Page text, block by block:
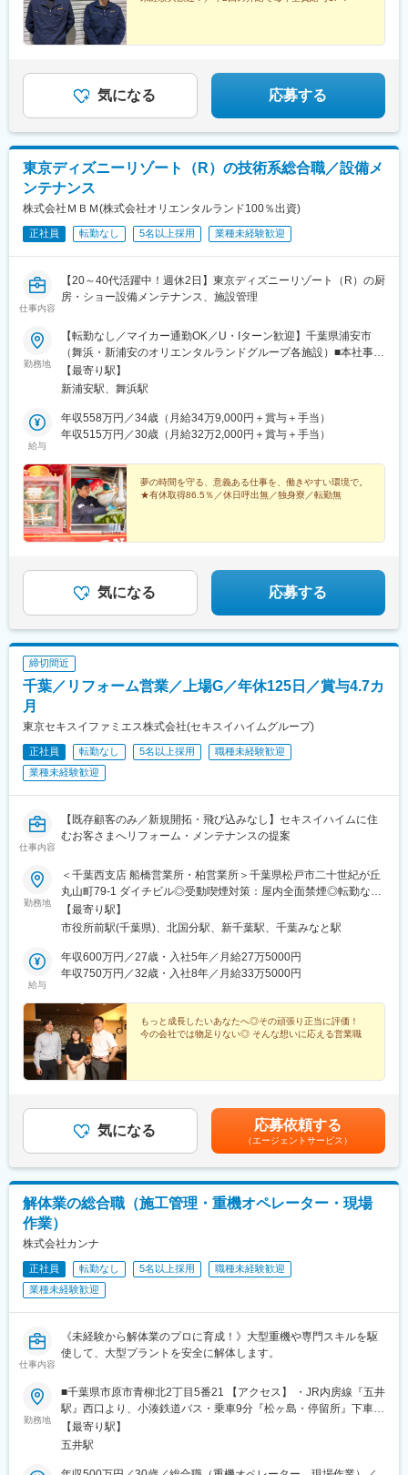
気になる 応募する
東京ディズニーリゾート（R）の技術系総合職／設備メ
ンテナンス
株式会社ＭＢＭ(株式会社オリエンタルランド100％出資)
正社員 転勤なし 5名以上採用 業種未経験歓迎
仕事内容
【20～40代活躍中！週休2日】東京ディズニーリゾート（R）の厨
房・ショー設備メンテナンス、施設管理
勤務地
【転勤なし／マイカー通勤OK／U・Iターン歓迎】千葉県浦安市
（舞浜・新浦安のオリエンタルランドグループ各施設）■本社事務
所：千葉県浦安市美浜1-9-2 浦安ブライトンビル4階■舞浜事務
所：千葉県浦安市舞浜1-1 (株)オリエンタルランド内D館2階＜ポ
テル・トイストーリーホテル・ファンタジースプリングスホテ
ル・舞浜アンフィシアター・新浦安のオリエンタルランド本社ビ
テナンス・パーク内の施設やレストランの厨房＼ POINT！／★独
身寮あり！浦安市内に1Kタイプのお部屋を独身寮としてご用意
（当社規程あり）。家賃：2万5000円／月で、通勤や生活にも便
利な立地です。※配属先により勤務地が異なります（上記住所以外
での勤務となる可能性もございます）※受動喫煙対策：あり（喫煙
【最寄り駅】
新浦安駅、舞浜駅
給与
年収558万円／34歳（月給34万9,000円＋賞与＋手当）
年収515万円／30歳（月給32万2,000円＋賞与＋手当）
夢の時間を守る、意義ある仕事を、働きやすい環境で。
★有休取得86.5％／休日呼出無／独身寮／転勤無
気になる 応募する
締切間近
千葉／リフォーム営業／上場G／年休125日／賞与4.7カ
月
東京セキスイファミエス株式会社(セキスイハイムグループ)
正社員 転勤なし 5名以上採用
職種未経験歓迎
業種未経験歓迎
仕事内容
【既存顧客のみ／新規開拓・飛び込みなし】セキスイハイムに住
むお客さまへリフォーム・メンテナンスの提案
勤務地
＜千葉西支店 船橋営業所・柏営業所＞千葉県松戸市二十世紀が丘
丸山町79-1 ダイチビル◎受動喫煙対策：屋内全面禁煙◎転勤なし
＜千葉支店・千葉営業所・千葉南営業所＞千葉県千葉市中央区新
田町36-15 オカバ千葉テックビル3階／5階／6階◎受動喫煙対
いません。※支店長レベルになると転勤の可能性もありますが、１
支店に１名しか支店長はいないため、転勤の可能性は非常に低い
【最寄り駅】
市役所前駅(千葉県)、北国分駅、新千葉駅、千葉みなと駅
給与
年収600万円／27歳・入社5年／月給27万5000円
年収750万円／32歳・入社8年／月給33万5000円
もっと成長したいあなたへ◎その頑張り正当に評価！
今の会社では物足りない◎ そんな想いに応える営業職
気になる 応募依頼する
（エージェントサービス）
解体業の総合職（施工管理・重機オペレーター・現場
作業）
株式会社カンナ
正社員 転勤なし 5名以上採用
職種未経験歓迎
業種未経験歓迎
仕事内容
《未経験から解体業のプロに育成！》大型重機や専門スキルを駆
使して、大型プラントを安全に解体します。
勤務地
■千葉県市原市青柳北2丁目5番21 【アクセス】 ・JR内房線『五井
駅』西口より、小湊鉄道バス・乗車9分『松ヶ島・停留所』下車、
徒歩2分 ・JR内房線『姉ヶ崎駅』西口より、小湊鉄道バス・乗車
10分『松ヶ島・停留所』下車、徒歩2分
【最寄り駅】
五井駅